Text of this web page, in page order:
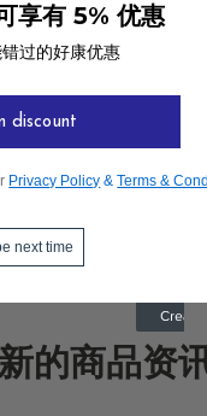
的商品资
享有 5% 优惠
过的好康优惠
discount
Privacy Policy &Terms &
next time